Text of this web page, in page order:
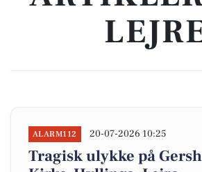
ALARM112 20-07-2026 10:25
Tragisk ulykke på